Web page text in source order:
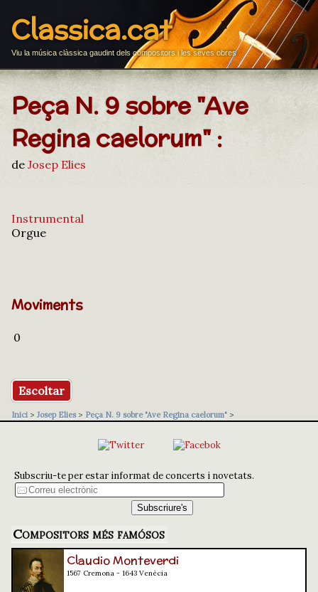
Classica.cat
Viu la música clàssica gaudint dels compositors i les seves obres
Peça N. 9 sobre "Ave
Regina caelorum" :
de Josep Elies
Instrumental
Orgue
Moviments
0
Escoltar
Inici > Josep Elies> Peça N. 9 sobre "Ave Regina caelorum" >
Subscriu-te per estar informat de concerts i novetats.
Compositors més famósos
Claudio Monteverdi
1567 Cremona - 1643 Venècia